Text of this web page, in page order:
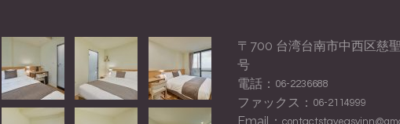
〒700 台湾台南市中西区慈
号
電話： 06-2236688
ファックス： 06-2114999
Email：